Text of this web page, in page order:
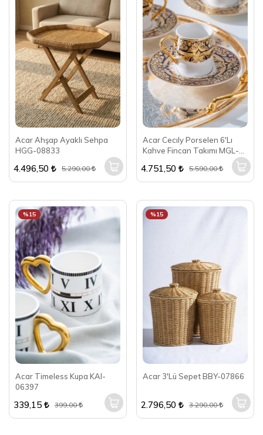
Acar Ahşap Ayaklı Sehpa
HGG-08833
4.496,50 5.290,00
Acar Cecıly Porselen 6'Lı
Kahve Fincan Takımı MGL-
4.751,50 5.590,00
Acar Timeless Kupa KAI-
06397
%15
339,15 399,00
Acar 3'Lü Sepet BBY-07866
%15
2.796,50 3.290,00